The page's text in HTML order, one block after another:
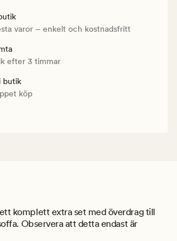
varor – enkelt och kostnadsfritt
efter 3 timmar
butik
köp
komplett extra set med överdrag till
Observera att detta endast är